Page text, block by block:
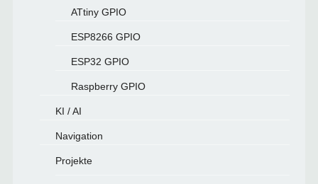
ATtiny GPIO
ESP8266 GPIO
ESP32 GPIO
Raspberry GPIO
KI / AI
Navigation
Projekte